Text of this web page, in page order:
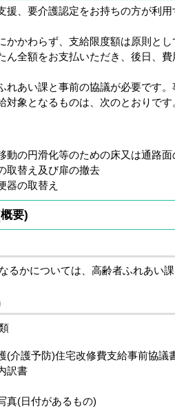
援、要介護認定をお持ちの方が利
かかわらず、支給限度額は原則とし
ん全額をお支払いただき、後日、
れあい課と事前の協議が必要です
対象となるものは、次のとおりです
動の円滑化等のための床又は通路面
取替え及び扉の撤去
器の取替え
要)
るかについては、高齢者ふれあい課
(介護予防)住宅改修費支給事前協議
訳書
真(日付があるもの)